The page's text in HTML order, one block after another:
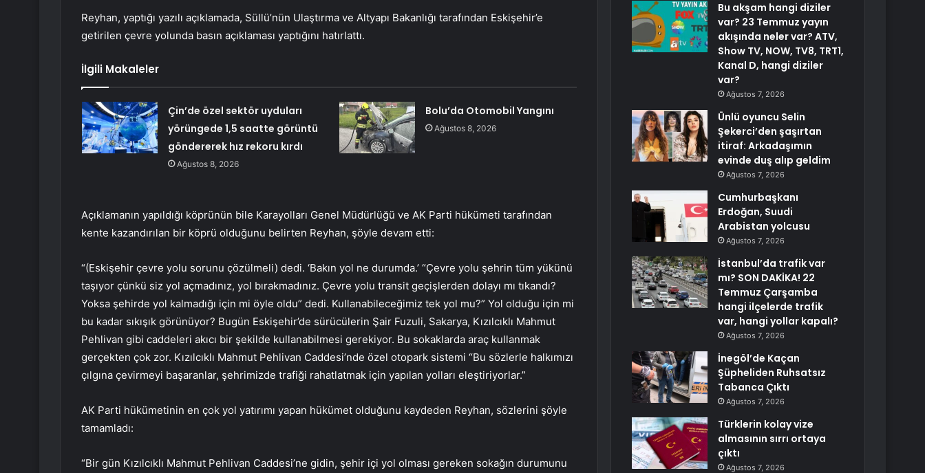
Reyhan, yaptığı yazılı açıklamada, Süllü’nün Ulaştırma ve Altyapı Bakanlığı tarafından Eskişehir’e
getirilen çevre yolunda basın açıklaması yaptığını hatırlattı.
İlgili Makaleler
Çin’de özel sektör uyduları
yörüngede 1,5 saatte görüntü
göndererek hız rekoru kırdı
Ağustos 8, 2026
Bolu’da Otomobil Yangını
Ağustos 8, 2026
Açıklamanın yapıldığı köprünün bile Karayolları Genel Müdürlüğü ve AK Parti hükümeti tarafından
kente kazandırılan bir köprü olduğunu belirten Reyhan, şöyle devam etti:
“(Eskişehir çevre yolu sorunu çözülmeli) dedi. ‘Bakın yol ne durumda.’ “Çevre yolu şehrin tüm yükünü
taşıyor çünkü siz yol açmadınız, yol bırakmadınız. Çevre yolu transit geçişlerden dolayı mı tıkandı?
Yoksa şehirde yol kalmadığı için mi öyle oldu” dedi. Kullanabileceğimiz tek yol mu?” Yol olduğu için mi
bu kadar sıkışık görünüyor? Bugün Eskişehir’de sürücülerin Şair Fuzuli, Sakarya, Kızılcıklı Mahmut
Pehlivan gibi caddeleri akıcı bir şekilde kullanabilmesi gerekiyor. Bu sokaklarda araç kullanmak
gerçekten çok zor. Kızılcıklı Mahmut Pehlivan Caddesi’nde özel otopark sistemi “Bu sözlerle halkımızı
çılgına çevirmeyi başaranlar, şehrimizde trafiği rahatlatmak için yapılan yolları eleştiriyorlar.”
AK Parti hükümetinin en çok yol yatırımı yapan hükümet olduğunu kaydeden Reyhan, sözlerini şöyle
tamamladı:
“Bir gün Kızılcıklı Mahmut Pehlivan Caddesi’ne gidin, şehir içi yol olması gereken sokağın durumunu
Bu akşam hangi diziler
var? 23 Temmuz yayın
akışında neler var? ATV,
Show TV, NOW, TV8, TRT1,
Kanal D, hangi diziler
var?
Ağustos 7, 2026
Ünlü oyuncu Selin
Şekerci’den şaşırtan
itiraf: Arkadaşımın
evinde duş alıp geldim
Ağustos 7, 2026
Cumhurbaşkanı
Erdoğan, Suudi
Arabistan yolcusu
Ağustos 7, 2026
İstanbul’da trafik var
mı? SON DAKİKA! 22
Temmuz Çarşamba
hangi ilçelerde trafik
var, hangi yollar kapalı?
Ağustos 7, 2026
İnegöl’de Kaçan
Şüpheliden Ruhsatsız
Tabanca Çıktı
Ağustos 7, 2026
Türklerin kolay vize
almasının sırrı ortaya
çıktı
Ağustos 7, 2026